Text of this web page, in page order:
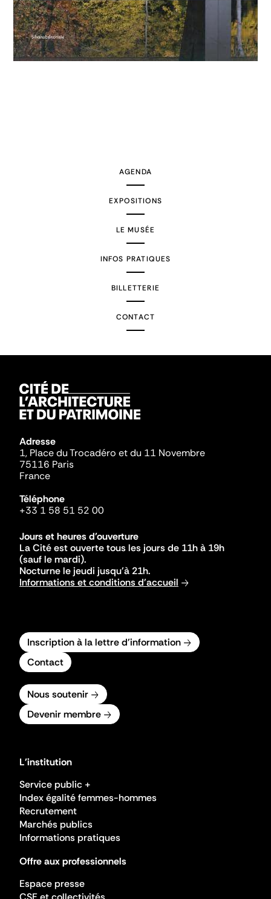
AGENDA
EXPOSITIONS
LE MUSÉE
INFOS PRATIQUES
BILLETTERIE
CONTACT
Adresse
1, Place du Trocadéro et du 11 Novembre
75116 Paris
France
Téléphone
+33 1 58 51 52 00
Jours et heures d'ouverture
La Cité est ouverte tous les jours de 11h à 19h
(sauf le mardi).
Nocturne le jeudi jusqu'à 21h.
Informations et conditions d'accueil
Inscription à la lettre d'information
Contact
Nous soutenir
Devenir membre
L'institution
Service public +
Index égalité femmes-hommes
Recrutement
Marchés publics
Informations pratiques
Offre aux professionnels
Espace presse